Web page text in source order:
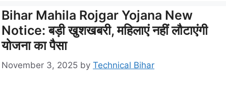
Bihar Mahila Rojgar Yojana New
Notice: बड़ी खुशखबरी, महिलाएं नहीं लौटाएंगी
योजना का पैसा
November 3, 2025 by Technical Bihar